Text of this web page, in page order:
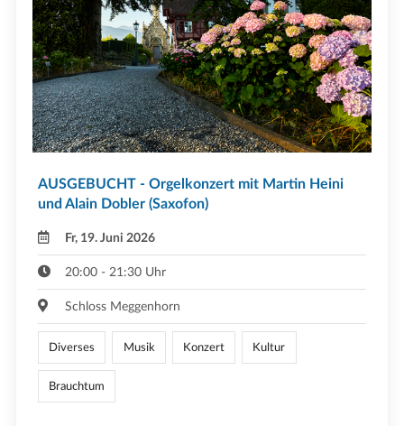
AUSGEBUCHT - Orgelkonzert mit Martin Heini
und Alain Dobler (Saxofon)
Fr, 19. Juni 2026
20:00 - 21:30 Uhr
Schloss Meggenhorn
Diverses Musik Konzert Kultur
Brauchtum